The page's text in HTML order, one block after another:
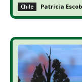
Chile Patricia